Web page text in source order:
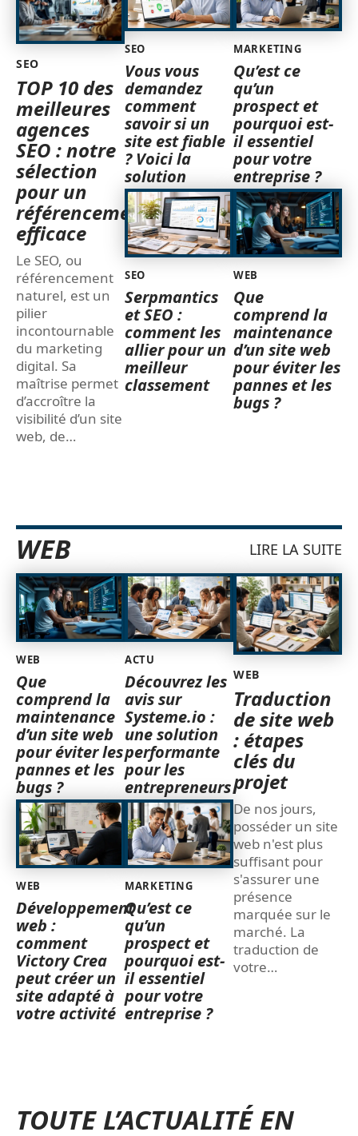
SEO
TOP 10 des
meilleures
agences
SEO : notre
sélection
pour un
référencement
efficace
Le SEO, ou
référencement
naturel, est un
pilier
incontournable
du marketing
digital. Sa
maîtrise permet
d’accroître la
visibilité d’un site
web, de…
SEO
Vous vous
demandez
comment
savoir si un
site est fiable
? Voici la
solution
SEO
Serpmantics
et SEO :
comment les
allier pour un
meilleur
classement
MARKETING
Qu’est ce
qu’un
prospect et
pourquoi est-
il essentiel
pour votre
entreprise ?
WEB
Que
comprend la
maintenance
d’un site web
pour éviter les
pannes et les
bugs ?
WEB LIRE LA SUITE
WEB
Que
comprend la
maintenance
d’un site web
pour éviter les
pannes et les
bugs ?
WEB
Développement
web :
comment
Victory Crea
peut créer un
site adapté à
votre activité
ACTU
Découvrez les
avis sur
Systeme.io :
une solution
performante
pour les
entrepreneurs
MARKETING
Qu’est ce
qu’un
prospect et
pourquoi est-
il essentiel
pour votre
entreprise ?
WEB
Traduction
de site web
: étapes
clés du
projet
De nos jours,
posséder un site
web n'est plus
suffisant pour
s'assurer une
présence
marquée sur le
marché. La
traduction de
votre…
TOUTE L’ACTUALITÉ EN